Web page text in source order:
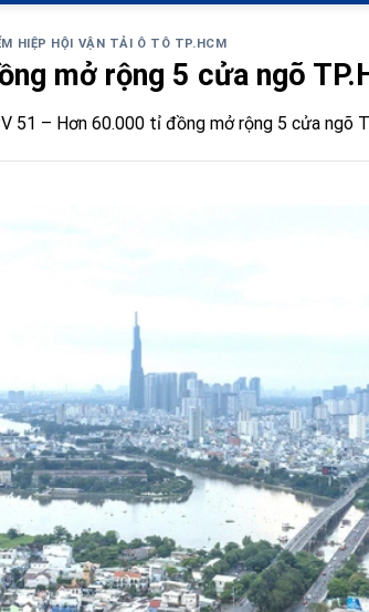
HIỆP HỘI VẬN TẢI Ô TÔ TP.HCM
mở rộng 5 cửa ngõ
51 – Hơn 60.000 tỉ đồng mở rộng 5 cửa ngõ